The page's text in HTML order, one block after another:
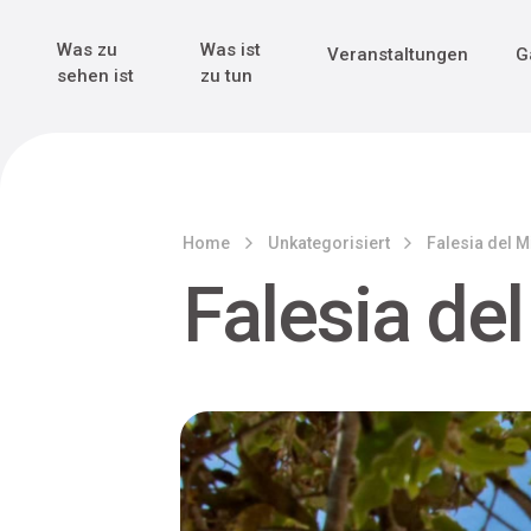
Main Navigation
Was zu
sehen ist
Was ist
zu tun
Veranstaltungen
Home Unkategorisiert Falesia del
Falesia